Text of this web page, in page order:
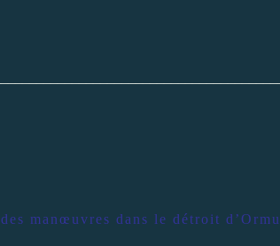
manœuvres dans le détroit